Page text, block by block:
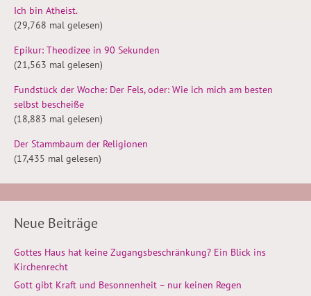
Ich bin Atheist.
(29,768 mal gelesen)
Epikur: Theodizee in 90 Sekunden
(21,563 mal gelesen)
Fundstück der Woche: Der Fels, oder: Wie ich mich am besten
selbst bescheiße
(18,883 mal gelesen)
Der Stammbaum der Religionen
(17,435 mal gelesen)
Neue Beiträge
Gottes Haus hat keine Zugangsbeschränkung? Ein Blick ins
Kirchenrecht
Gott gibt Kraft und Besonnenheit – nur keinen Regen